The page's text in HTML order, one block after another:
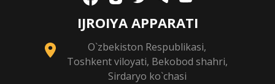
IJROIYA APPARATI
O`zbekiston Respublikasi,
Toshkent viloyati, Bekobod shahri,
Sirdaryo ko`chasi